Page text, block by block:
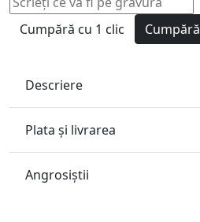
Cumpără cu 1 clic Cumpără
Descriere
Plata și livrarea
Angrosiştii